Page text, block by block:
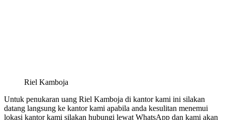
Riel Kamboja
Untuk penukaran uang Riel Kamboja di kantor kami ini silakan
datang langsung ke kantor kami apabila anda kesulitan menemui
lokasi kantor kami silakan hubungi lewat WhatsApp dan kami akan